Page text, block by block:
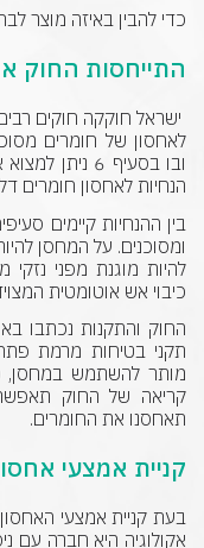
כדי להבין באיזה מוצר
התייחסות החוק
ישראל חוקקה חוקים
ובו בסעיף 6
הנחיות לאחסון חומרים
בין ההנחיות קיימים
ומסוכנים. על המחסן
להיות מוגנת מפני
כיבוי אש אוטומטית
החוק והתקנות נכתבו
תקני בטיחות מרמת
מותר להשתמש במחסן,
קריאה של החוק
תאחסנו את החומרים.
קניית אמצעי
בעת קניית אמצעי
אקולוגיה היא חברה עם